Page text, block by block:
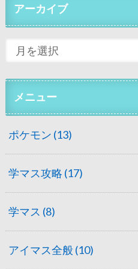
アーカイブ
メニュー
ポケモン (13)
学マス攻略 (17)
学マス (8)
アイマス全般 (10)